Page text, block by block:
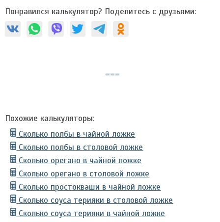
Понравился калькулятор? Поделитесь с друзьями:
Похожие калькуляторы:
Сколько полбы в чайной ложке
Сколько полбы в столовой ложке
Сколько орегано в чайной ложке
Сколько орегано в столовой ложке
Сколько простокваши в чайной ложке
Сколько соуса терияки в столовой ложке
Сколько соуса терияки в чайной ложке